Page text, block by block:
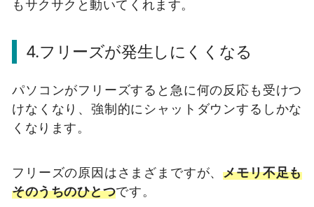
もサクサクと動いてくれます。
4.フリーズが発生しにくくなる
パソコンがフリーズすると急に何の反応も受けつ
けなくなり、強制的にシャットダウンするしかな
くなります。
フリーズの原因はさまざまですが、メモリ不足も
そのうちのひとつです。